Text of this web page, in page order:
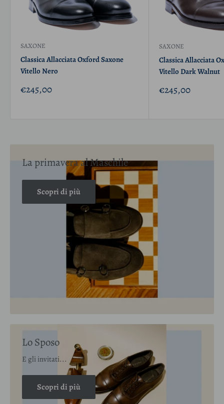
SAXONE
Classica Allacciata Oxford Saxone
Vitello Nero
Prezzo
scontato
€245,00
SAXONE
Classica Allacciata
Vitello Dark Walnut
Prezzo
scontato
€245,00
La primavera al Maschile
Scopri di più
Lo Sposo
E gli invitati...
Scopri di più